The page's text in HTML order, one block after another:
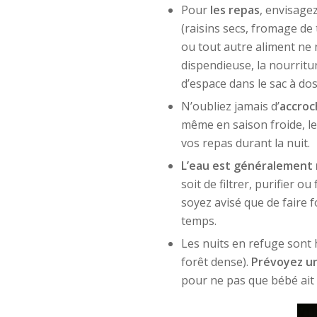
Pour les repas,
(raisins secs, fromage
ou tout autre aliment ne
dispendieuse, la
d’espace dans le sac à
N’oubliez jamais d’
même en saison froide,
vos repas durant la nuit.
L’eau est
soit de filtrer, purifier ou
soyez avisé que de faire
temps.
Les nuits en refuge
forêt dense). Prévoyez
pour ne pas que bébé